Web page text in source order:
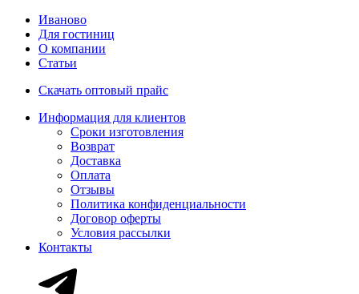
Иваново
Для гостиниц
О компании
Статьи
Скачать оптовый прайс
Информация для клиентов
Сроки изготовления
Возврат
Доставка
Оплата
Отзывы
Политика конфиденциальности
Договор оферты
Условия рассылки
Контакты